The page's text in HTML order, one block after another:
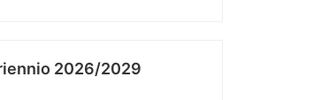
2026/2029